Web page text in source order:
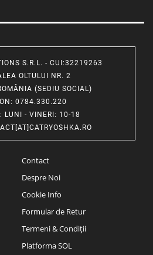
S.R.L. - CUI:32219263
OLTULUI NR. 2
(SEDIU SOCIAL)
: 0784.330.220
: LUNI - VINERI: 10-18
Contact
Despre Noi
Cookie Info
Formular de Retur
Termeni & Condiții
Platforma SOL